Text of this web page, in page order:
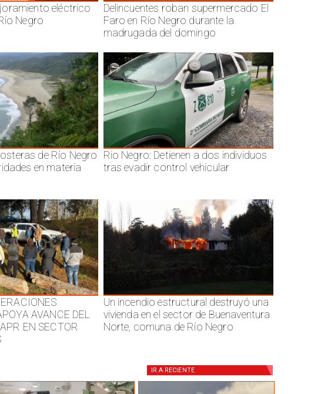
eléctrico
Negro
Delincuentes roban supermercado El
Faro en Río Negro durante la
madrugada del domingo
de Río Negro
en materia
Rio Negro: Detienen a dos individuos
tras evadir control vehicular
AVANCE DEL
EN SECTOR
Un incendio estructural destruyó una
vivienda en el sector de Buenaventura
Norte, comuna de Río Negro
IR A RECIENTE